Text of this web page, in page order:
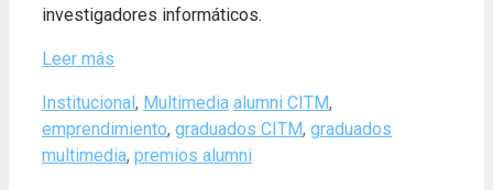
investigadores informáticos.
Leer más
Categories
Institucional, Multimedia Tags
alumni CITM,
emprendimiento, graduados CITM, graduados
multimedia, premios alumni